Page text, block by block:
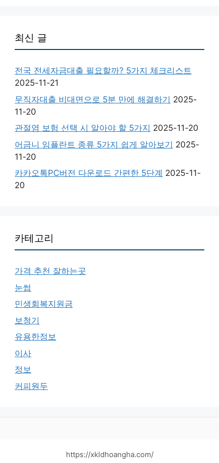
최신 글
전국 전세자금대출 필요할까? 5가지 체크리스트
2025-11-21
무직자대출 비대면으로 5분 만에 해결하기 2025-
11-20
관절염 보험 선택 시 알아야 할 5가지 2025-11-20
어금니 임플란트 종류 5가지 쉽게 알아보기 2025-
11-20
카카오톡PC버전 다운로드 간편한 5단계 2025-11-
20
카테고리
가격 추천 잘하는곳
눈썹
민생회복지원금
보청기
유용한정보
이사
정보
커피원두
https://xkldhoangha.com/